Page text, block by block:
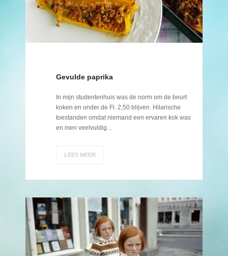
Gevulde paprika
In mijn studentenhuis was de norm om de beurt
koken en onder de Fl. 2,50 blijven. Hilarische
toestanden omdat niemand een ervaren kok was
en men veelvuldig…
LEES MEER